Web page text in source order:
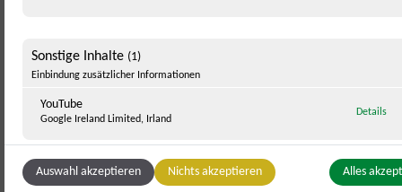
Sonstige Inhalte (1)
Einbindung zusätzlicher Informationen
YouTube
Google Ireland Limited, Irland
Details
Auswahl akzeptieren Nichts akzeptieren Alles